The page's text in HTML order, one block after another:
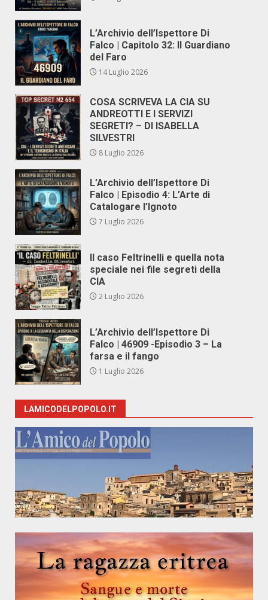
L’Archivio dell’Ispettore Di
Falco | Capitolo 32: Il Guardiano
del Faro
14 Luglio 2026
COSA SCRIVEVA LA CIA SU
ANDREOTTI E I SERVIZI
SEGRETI? – DI ISABELLA
SILVESTRI
8 Luglio 2026
L’Archivio dell’Ispettore Di
Falco | Episodio 4: L’Arte di
Catalogare l’Ignoto
7 Luglio 2026
Il caso Feltrinelli e quella nota
speciale nei file segreti della
CIA
2 Luglio 2026
L’Archivio dell’Ispettore Di
Falco | 46909 -Episodio 3 – La
farsa e il fango
1 Luglio 2026
LAMICODELPOPOLO.IT